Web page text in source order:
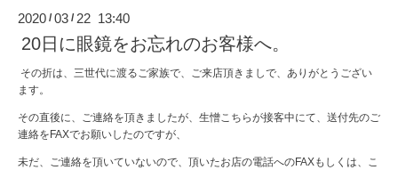
2020 /03 / 22 13:40
20日に眼鏡をお忘れのお客様へ。
その折は、三世代に渡るご家族で、ご来店頂きましで、ありがとうござい
ます。
その直後に、ご連絡を頂きましたが、生憎こちらが接客中にて、送付先のご
連絡をFAXでお願いしたのですが、
未だ、ご連絡を頂いていないので、頂いたお店の電話へのFAXもしくは、こ